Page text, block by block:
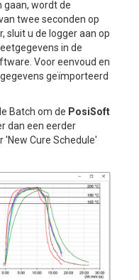
gaan, wordt de
twee seconden op
sluit u de logger aan op
in de
Voor eenvoud en
geïmporteerd
Batch om de PosiSoft
dan een eerder
'New Cure Schedule'